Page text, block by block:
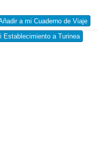
a mi Cuaderno de Viaje
Establecimiento a Turinea